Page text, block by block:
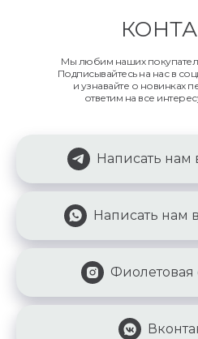
Мы любим наших
Подписывайтесь на нас в
и узнавайте о новинках
ответим на все
Написать нам
Написать нам
Фиолетовая